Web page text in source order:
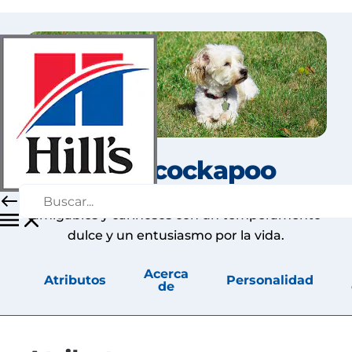
Perro cockapoo
Los cockapoos son pequeños comediantes
amigables y cariñosos con un temperamento
dulce y un entusiasmo por la vida.
Atributos
Acerca
de
Personalidad